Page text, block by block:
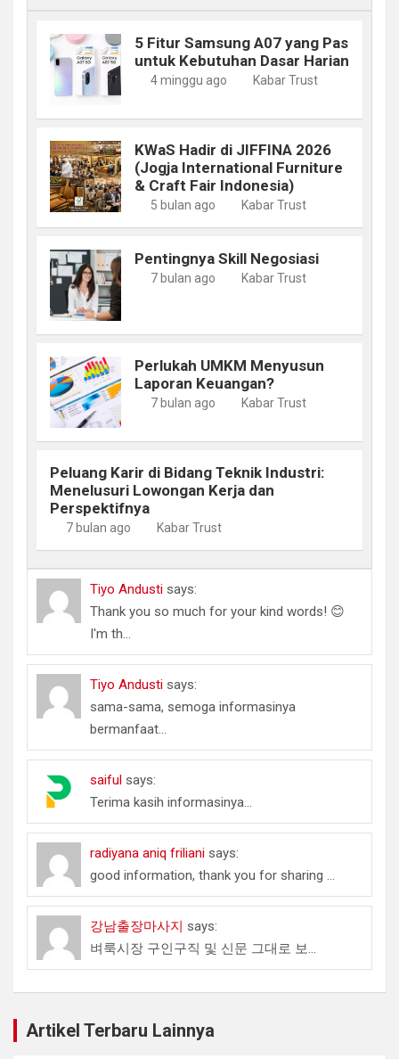
5 Fitur Samsung A07 yang Pas
untuk Kebutuhan Dasar Harian
4 minggu ago Kabar Trust
KWaS Hadir di JIFFINA 2026
(Jogja International Furniture
& Craft Fair Indonesia)
5 bulan ago Kabar Trust
Pentingnya Skill Negosiasi
7 bulan ago Kabar Trust
Perlukah UMKM Menyusun
Laporan Keuangan?
7 bulan ago Kabar Trust
Peluang Karir di Bidang Teknik Industri:
Menelusuri Lowongan Kerja dan
Perspektifnya
7 bulan ago Kabar Trust
Tiyo Andusti says:
Thank you so much for your kind words! 😊
I'm th...
Tiyo Andusti says:
sama-sama, semoga informasinya
bermanfaat...
saiful says:
Terima kasih informasinya...
radiyana aniq friliani says:
good information, thank you for sharing ...
강남출장마사지 says:
벼룩시장 구인구직 및 신문 그대로 보...
Artikel Terbaru Lainnya